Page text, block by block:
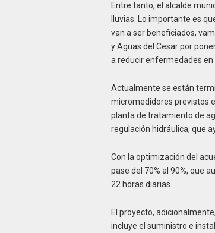
Entre tanto, el alcalde
lluvias. Lo importante es
van a ser beneficiados,
y Aguas del Cesar por
a reducir enfermedades en
Actualmente se están
micromedidores previstos
planta de tratamiento de
regulación hidráulica, que
Con la optimización del
pase del 70% al 90%, que
22 horas diarias.
El proyecto,
incluye el suministro e